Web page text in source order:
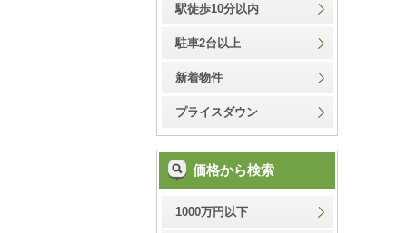
駅徒歩10分以内
駐車2台以上
新着物件
プライスダウン
価格から検索
1000万円以下